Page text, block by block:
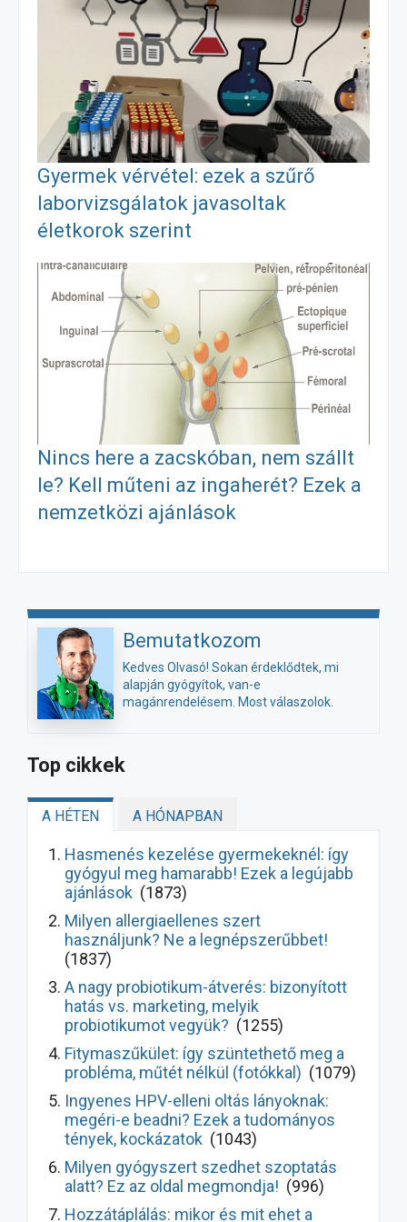
o
o
k
e
n
g
e
r
l a
m
g
Gyermek vérvétel: ezek a szűrő
laborvizsgálatok javasoltak
életkorok szerint
Nincs here a zacskóban, nem szállt
le? Kell műteni az ingaherét? Ezek a
nemzetközi ajánlások
Bemutatkozom
Kedves Olvasó! Sokan érdeklődtek, mi
alapján gyógyítok, van-e
magánrendelésem. Most válaszolok.
Top cikkek
A HÉTEN A HÓNAPBAN
Hasmenés kezelése gyermekeknél: így
gyógyul meg hamarabb! Ezek a legújabb
ajánlások (1873)
Milyen allergiaellenes szert
használjunk? Ne a legnépszerűbbet!
(1837)
A nagy probiotikum-átverés: bizonyított
hatás vs. marketing, melyik
probiotikumot vegyük? (1255)
Fitymaszűkület: így szüntethető meg a
probléma, műtét nélkül (fotókkal) (1079)
Ingyenes HPV-elleni oltás lányoknak:
megéri-e beadni? Ezek a tudományos
tények, kockázatok (1043)
Milyen gyógyszert szedhet szoptatás
alatt? Ez az oldal megmondja! (996)
Hozzátáplálás: mikor és mit ehet a